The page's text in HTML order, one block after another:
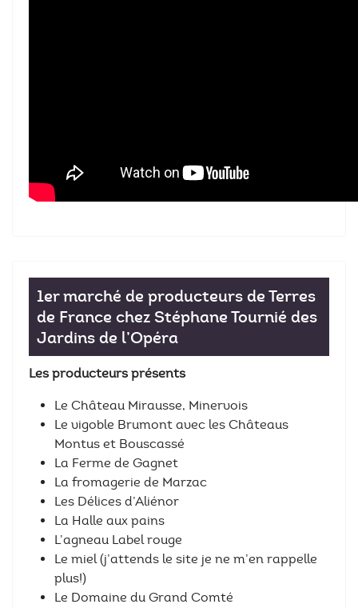
1er marché de producteurs de Terres
de France chez Stéphane Tournié des
Jardins de l’Opéra
Les producteurs présents
Le Château Mirausse, Minervois
Le vigoble Brumont avec les Châteaus
Montus et Bouscassé
La Ferme de Gagnet
La fromagerie de Marzac
Les Délices d’Aliénor
La Halle aux pains
L’agneau Label rouge
Le miel (j’attends le site je ne m’en rappelle
plus!)
Le Domaine du Grand Comté